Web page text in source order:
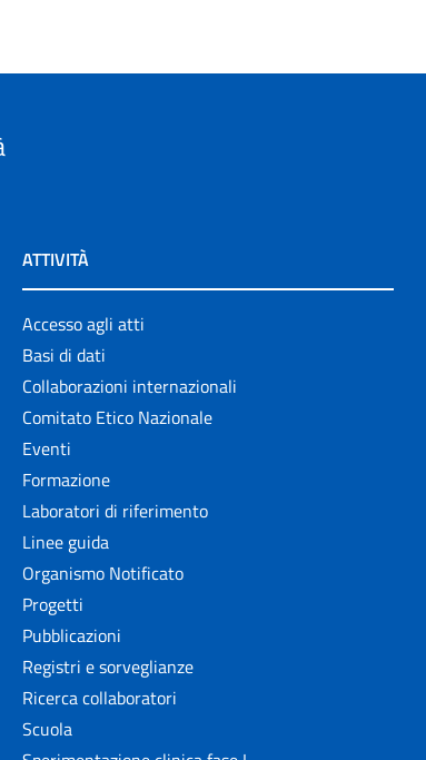
ATTIVITÀ
Accesso agli atti
Basi di dati
Collaborazioni internazionali
Comitato Etico Nazionale
Eventi
Formazione
Laboratori di riferimento
Linee guida
Organismo Notificato
Progetti
Pubblicazioni
Registri e sorveglianze
Ricerca collaboratori
Scuola